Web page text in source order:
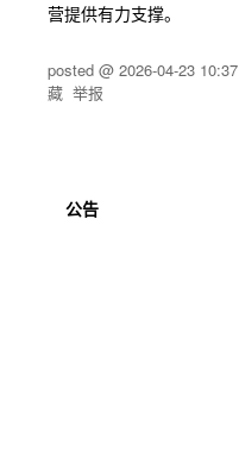
营提供有力支撑。
posted @ 2026-04-23 10:37
藏 举报
公告